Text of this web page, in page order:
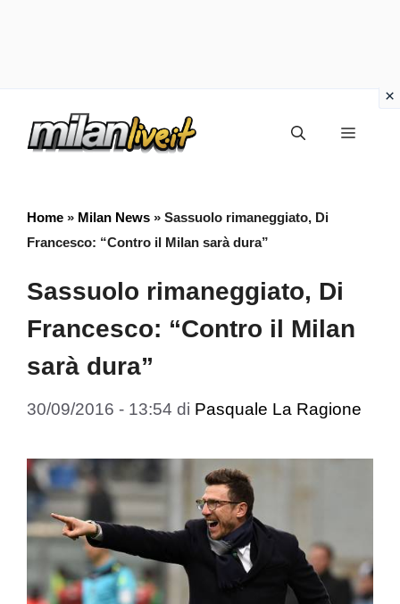
Menu
Home » Milan News » Sassuolo rimaneggiato, Di
Francesco: “Contro il Milan sarà dura”
Sassuolo rimaneggiato, Di
Francesco: “Contro il Milan
sarà dura”
30/09/2016 - 13:54 di Pasquale La Ragione